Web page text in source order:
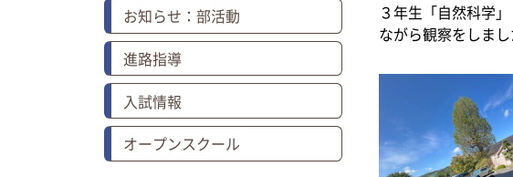
お知らせ：部活動
進路指導
入試情報
オープンスクール
３年生「自然科学
ながら観察をしまし